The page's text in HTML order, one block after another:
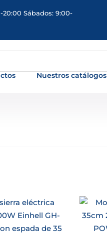
20:00 Sábados: 9:00-
Nuestros catálogos